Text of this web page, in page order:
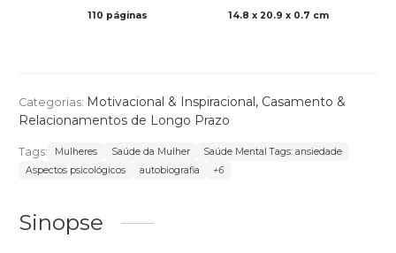
110 páginas 14.8 x 20.9 x 0.7 cm
Categorias: Motivacional & Inspiracional, Casamento &
Relacionamentos de Longo Prazo
Tags: Mulheres Saúde da Mulher
Saúde Mental Tags: ansiedade
Aspectos psicológicos
autobiografia +6
Sinopse